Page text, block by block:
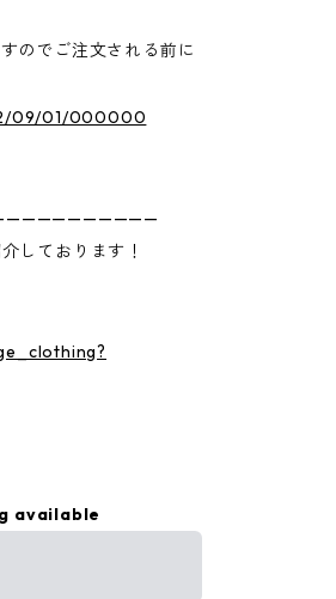
のでご注文される前に
09/01/000000
しております！
available